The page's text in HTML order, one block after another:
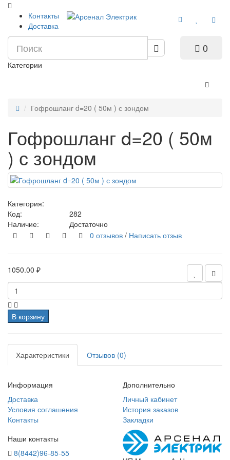
Контакты
Доставка
0
Категории
Гофрошланг d=20 ( 50м ) с зондом
Гофрошланг d=20 ( 50м
) с зондом
Категория:
Код:
282
Наличие:
Достаточно
0 отзывов / Написать отзыв
1050.00 ₽
В корзину
Характеристики Отзывов (0)
Информация
Доставка
Условия соглашения
Контакты
Дополнительно
Личный кабинет
История заказов
Закладки
Наши контакты
8(8442)96-85-55